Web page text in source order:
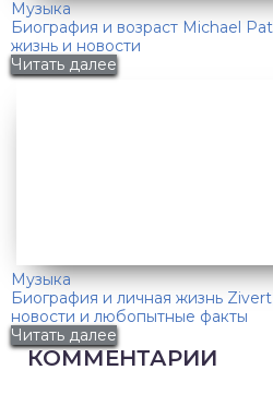
Музыка
Биография и возраст Michael
жизнь и новости
Читать далее
Музыка
Биография и личная жизнь
новости и любопытные факты
Читать далее
КОММЕНТАРИИ